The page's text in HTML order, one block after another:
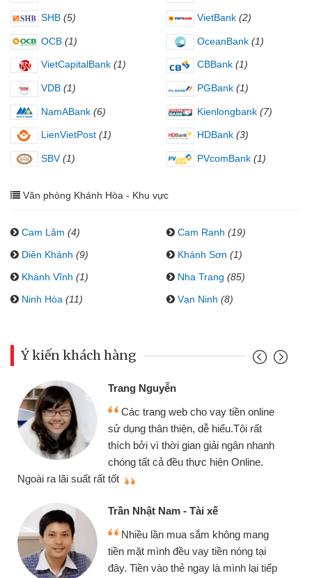
SHB (5) VietBank (2)
OCB (1) OceanBank (1)
VietCapitalBank (1) CBBank (1)
VDB (1) PGBank (1)
NamABank (6) Kienlongbank (7)
LienVietPost (1) HDBank (3)
SBV (1) PVcomBank (1)
Văn phòng Khánh Hòa - Khu vực
Cam Lâm (4) Cam Ranh (19)
Diên Khánh (9) Khánh Sơn (1)
Khánh Vĩnh (1) Nha Trang (85)
Ninh Hòa (11) Vạn Ninh (8)
Ý kiến khách hàng
Trang Nguyễn
Các trang web cho vay tiền online
sử dụng thân thiện, dễ hiểu.Tôi rất
thích bởi vì thời gian giải ngân nhanh
chóng tất cả đều thực hiện Online.
Ngoài ra lãi suất rất tốt
Trần Nhật Nam - Tài xế
Nhiều lần mua sắm không mang
tiền mặt mình đều vay tiền nóng tại
đây. Tiền vào thẻ ngay là mình lại tiếp